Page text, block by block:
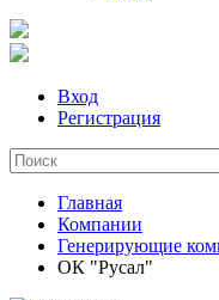
Вход
Регистрация
Главная
Компании
Генерирующие
ОК "Русал"